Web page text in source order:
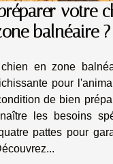
votre
balnéaire ?
en zone
pour
de bien
les besoins
pattes pour